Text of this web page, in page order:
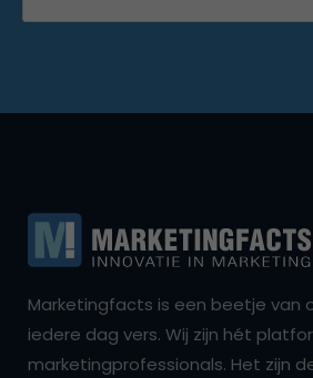
Marketingfacts is een beetje van
iedere dag vers. Wij zijn hét
marketingprofessionals. Het zijn